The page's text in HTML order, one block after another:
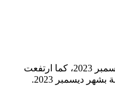
أصدرت الهيئة العامة للإحصاء اليوم نشرة إحصاءات التجارة الدولية لشهر ديسمبر 2024 ووفقا لنتائج النشرة فقد سجلت الصادرات غير البترولية ارتفاعًا بنسبة %18.1 مقارنةً بشهر ديسمبر 2023، كما ارتفعت